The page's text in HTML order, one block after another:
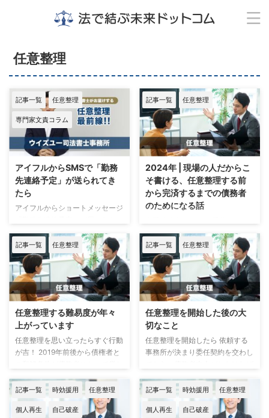
任意整理
記事一覧 任意整理
専門家文責コラム
アイフルからSMSで「勤務
先連絡予定」が送られてき
たら
アイフルからショートメッセージ
監修：ウイズユー司法書士事務
所 司法書士 奥野 正智 アイフ
ルからのSMSの内容 アイフルか
らショートメッセージの番号：
0005700017 メッセージの内
容： 【勤務先連絡予定】アイフ
ルです。 お客様と連絡が取れな
いため、やむを得 ずご勤務先に
連絡する事がございます。 TEL番
号0367482081 当所で確認でき
ている番号 0367482081
...
記事一覧 任意整理
2024年 | 現場の人だからこ
そ書ける、任意整理する前
から完済するまでの債務者
のためになる話
呼ばれる人たち 消費者金融やク
レジットカードの利用で、複数社
から借入れがある状態の人を多重
債務者と呼びます。 たとえば、
ひとつの貸金業者からの借入れ額
が上限に達し、その返済のために
また別のところからお金を借り
る‥、それが雪だるま式に増えて
ゆき、何社にもわたって何十万、
何百万の借金を抱えてしまいま
す。 そのような状態になってし
一杯になり、借りたお金がなかな
か減らず、いつかは返済不能に陥
ってしまうのです。 あなたも多
重債務者になる可能性 ...
記事一覧 任意整理
任意整理する難易度が年々
上がっています
任意整理を思い立ったらすぐ行動
が吉！ 2019年前後から債権者と
に厳しくなったといっても過言で
はないかもしれません。 それ以
前はほとんどの債権者が60回払
記事一覧 任意整理
任意整理を開始した後の大
切なこと
任意整理を開始したら 依頼する
事務所が決まり委任契約を交わし
ことをお伝えしたいと思います。
任意整理を開始した後の債務者の
お金は、債権者への支払いを止め
記事一覧 時効援用 任意整理
個人再生 自己破産
記事一覧 時効援用 任意整理
個人再生 自己破産